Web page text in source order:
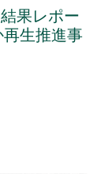
果レポー
再生推進事